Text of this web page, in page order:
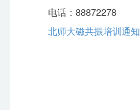
电话：88872278
北师大磁共振培训通知